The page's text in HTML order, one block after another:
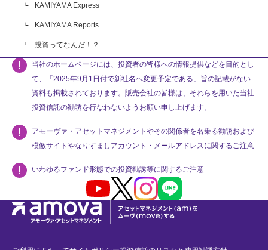
KAMIYAMA Express
KAMIYAMA Reports
投資ってなんだ！？
当社のホームページには、投資者の皆様への情報提供などを目的とし
て、「2025年9月1日付で新社名へ変更予定である」旨の記載がない
資料も掲載されております。販売会社の皆様は、それらを用いた当社
投資信託の勧誘を行なわないようお願い申し上げます。
アモーヴァ・アセットマネジメントやその関係者を名乗る勧誘および
模倣サイトやなりすましアカウント・メールアドレスに関するご注意
いわゆるファンド形態での投資勧誘等に関するご注意
Youtube X InstagramLINE